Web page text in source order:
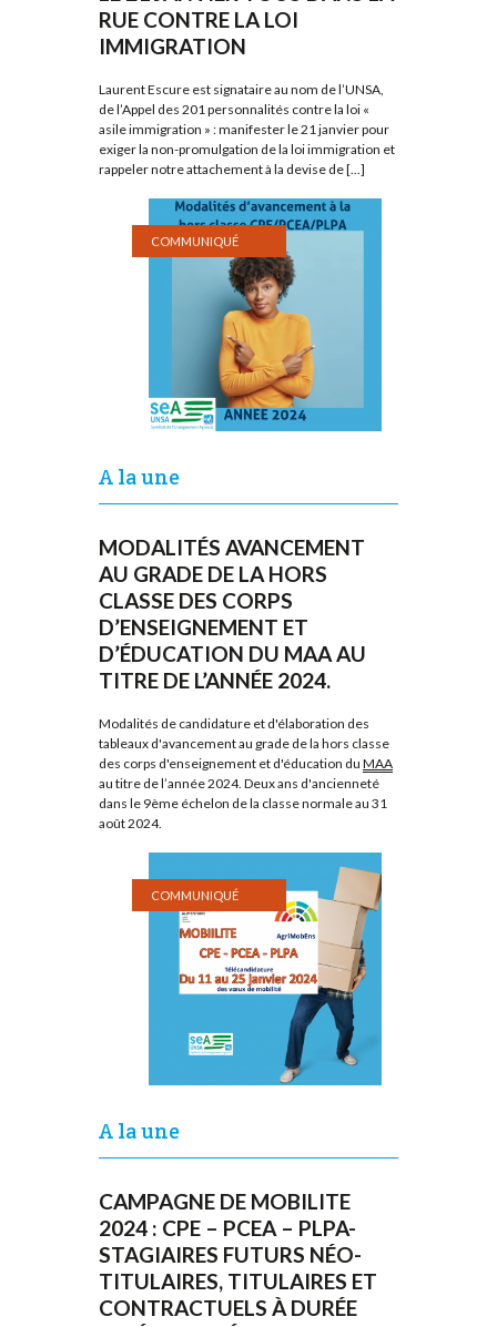
RUE CONTRE LA LOI
IMMIGRATION
Laurent Escure est signataire au nom de l’UNSA,
de l’Appel des 201 personnalités contre la loi «
asile immigration » : manifester le 21 janvier pour
exiger la non-promulgation de la loi immigration et
rappeler notre attachement à la devise de [...]
COMMUNIQUÉ
A la une
MODALITÉS AVANCEMENT
AU GRADE DE LA HORS
CLASSE DES CORPS
D’ENSEIGNEMENT ET
D’ÉDUCATION DU MAA AU
TITRE DE L’ANNÉE 2024.
Modalités de candidature et d'élaboration des
tableaux d'avancement au grade de la hors classe
des corps d'enseignement et d'éducation du MAA
au titre de l’année 2024. Deux ans d'ancienneté
dans le 9ème échelon de la classe normale au 31
août 2024.
COMMUNIQUÉ
A la une
CAMPAGNE DE MOBILITE
2024 : CPE – PCEA – PLPA-
STAGIAIRES FUTURS NÉO-
TITULAIRES, TITULAIRES ET
CONTRACTUELS À DURÉE